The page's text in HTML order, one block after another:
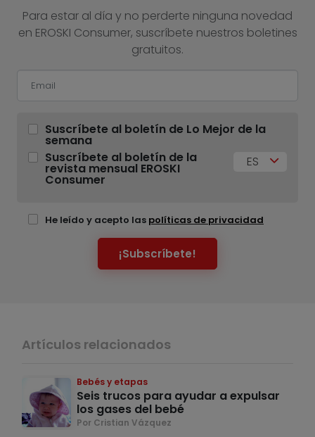
Para estar al día y no perderte ninguna novedad
en EROSKI Consumer, suscríbete nuestros boletines
gratuitos.
Suscríbete al boletín de Lo Mejor de la
semana
Suscríbete al boletín de la
revista mensual EROSKI
Consumer
ES
He leído y acepto las políticas de privacidad
¡Subscríbete!
Artículos relacionados
Bebés y etapas
Seis trucos para ayudar a expulsar
los gases del bebé
Por Cristian Vázquez